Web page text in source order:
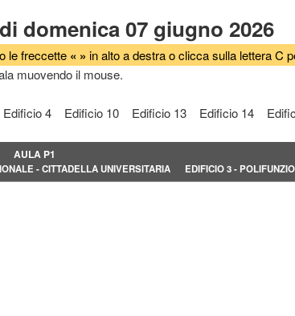
domenica 07 giugno 2026
le freccette « » in alto a destra o clicca sulla lettera C
muovendo il mouse.
Edificio 4 Edificio 10 Edificio 13 Edificio 14
AULA P1
- CITTADELLA UNIVERSITARIA EDIFICIO 3 -